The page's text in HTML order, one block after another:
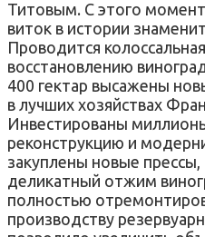
Титовым. С этого
виток в истории
Проводится
восстановлению
400 гектар высажены
в лучших хозяйствах
Инвестированы
реконструкцию и
закуплены новые
деликатный отжим
полностью
производству